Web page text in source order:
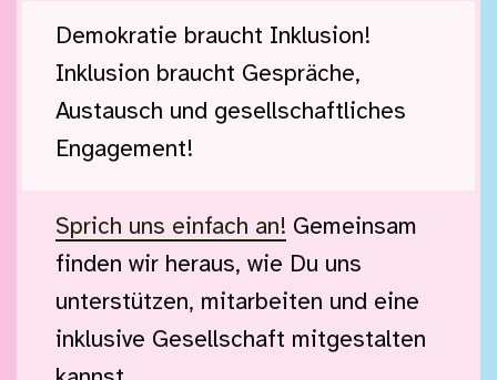
Demokratie braucht Inklusion!
Inklusion braucht Gespräche,
Austausch und gesellschaftliches
Engagement!
Sprich uns einfach an! Gemeinsam
finden wir heraus, wie Du uns
unterstützen, mitarbeiten und eine
inklusive Gesellschaft mitgestalten